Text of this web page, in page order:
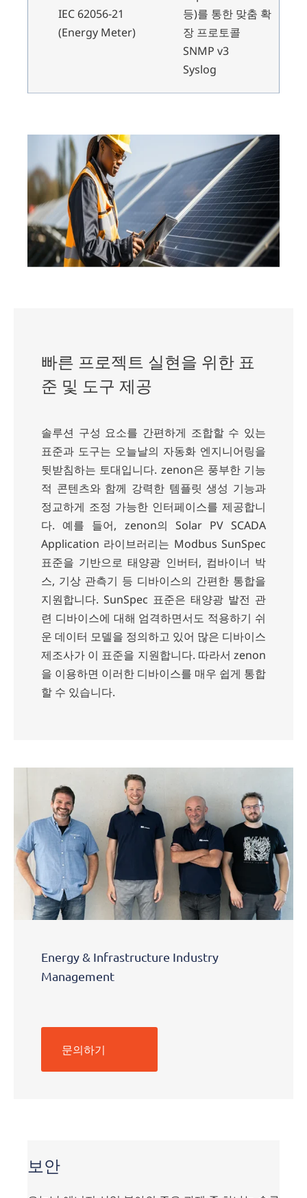
IEC 62056-21
(Energy Meter)
등)를 통한 맞춤 확
장 프로토콜
SNMP v3
Syslog
빠른 프로젝트 실현을 위한 표
준 및 도구 제공
솔루션 구성 요소를 간편하게 조합할 수 있는
표준과 도구는 오늘날의 자동화 엔지니어링을
뒷받침하는 토대입니다. zenon은 풍부한 기능
적 콘텐츠와 함께 강력한 템플릿 생성 기능과
정교하게 조정 가능한 인터페이스를 제공합니
다. 예를 들어, zenon의 Solar PV SCADA
Application 라이브러리는 Modbus SunSpec
표준을 기반으로 태양광 인버터, 컴바이너 박
스, 기상 관측기 등 디바이스의 간편한 통합을
지원합니다. SunSpec 표준은 태양광 발전 관
련 디바이스에 대해 엄격하면서도 적용하기 쉬
운 데이터 모델을 정의하고 있어 많은 디바이스
제조사가 이 표준을 지원합니다. 따라서 zenon
을 이용하면 이러한 디바이스를 매우 쉽게 통합
할 수 있습니다.
Energy & Infrastructure Industry
Management
문의하기
보안